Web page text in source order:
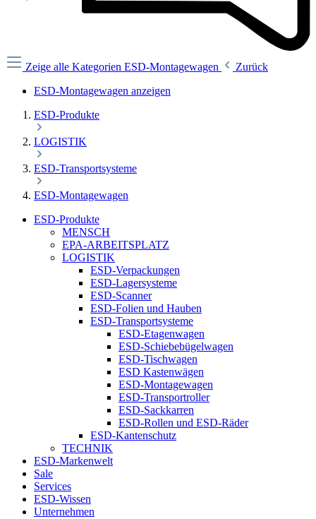
Zeige alle Kategorien ESD-Montagewagen
Zurück
ESD-Montagewagen anzeigen
ESD-Produkte
LOGISTIK
ESD-Transportsysteme
ESD-Montagewagen
ESD-Produkte
MENSCH
EPA-ARBEITSPLATZ
LOGISTIK
ESD-Verpackungen
ESD-Lagersysteme
ESD-Scanner
ESD-Folien und Hauben
ESD-Transportsysteme
ESD-Etagenwagen
ESD-Schiebebügelwagen
ESD-Tischwagen
ESD Kastenwägen
ESD-Montagewagen
ESD-Transportroller
ESD-Sackkarren
ESD-Rollen und ESD-Räder
ESD-Kantenschutz
TECHNIK
ESD-Markenwelt
Sale
Services
ESD-Wissen
Unternehmen